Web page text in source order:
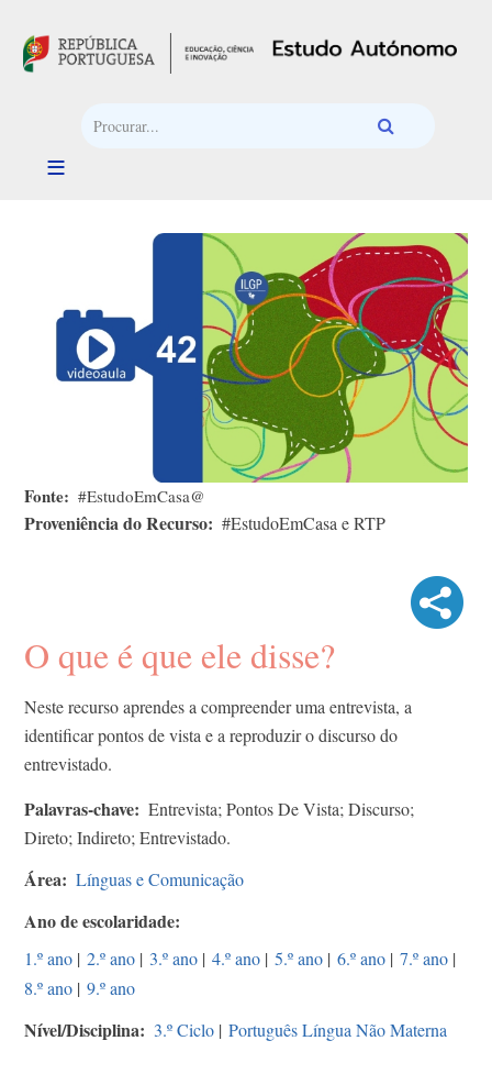
Fonte #EstudoEmCasa@
Proveniência do Recurso #EstudoEmCasa e RTP
O que é que ele disse?
Neste recurso aprendes a compreender uma entrevista, a
identificar pontos de vista e a reproduzir o discurso do
entrevistado.
Palavras-chave
Entrevista; Pontos De Vista; Discurso;
Direto; Indireto; Entrevistado.
Área Línguas e Comunicação
Ano de escolaridade
1.º ano | 2.º ano | 3.º ano | 4.º ano | 5.º ano | 6.º ano | 7.º ano |
8.º ano | 9.º ano
Nível/Disciplina 3.º Ciclo | Português Língua Não Materna